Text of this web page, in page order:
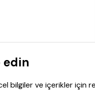
edin
bilgiler ve içerikler için